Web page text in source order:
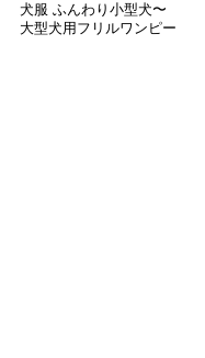
犬服 ふんわり小型犬〜
大型犬用フリルワンピー